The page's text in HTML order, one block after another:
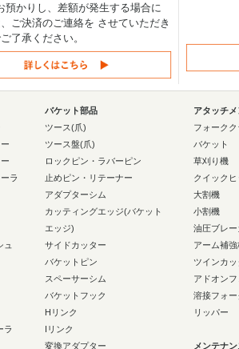
預かりし、差額が発生する場合に
ご決済のご連絡を させていただき
了承ください。
ラ
ュ
ラ
バケット部品
ツース(爪)
ツース盤(爪)
ロックピン・ラバーピン
止めピン・リテーナー
アダプターシム
カッティングエッジ(バケット
エッジ)
サイドカッター
バケットピン
スペーサーシム
バケットフック
Hリンク
Iリンク
変換アダプター
アタッチメ
フォーク
バケット
草刈り機
クイックヒ
大割機
小割機
油圧ブレー
アーム補強
ツインカッ
アドオンフ
溶接フォー
リッパー
メンテナ